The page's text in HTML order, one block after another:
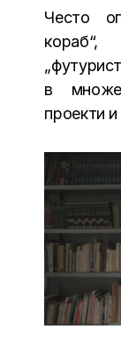
Често
кораб“,
в
проекти